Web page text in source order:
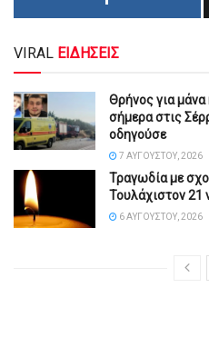
VIRAL ΕΙΔΗΣΕΙΣ
Θρήνος για
σήμερα στις
οδηγούσε
7 ΑΥΓΟΎΣΤΟΥ, 2026
Τραγωδία με
Τουλάχιστον 21
6 ΑΥΓΟΎΣΤΟΥ, 2026